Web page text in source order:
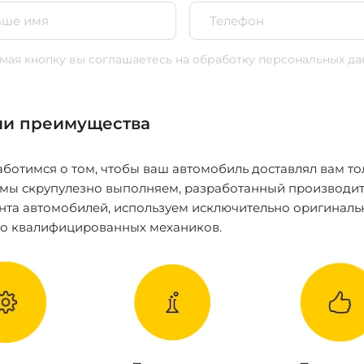
кнопку вы соглашаетесь на обработку персональных
преимущества
о том, чтобы ваш автомобиль доставлял вам
скрупулезно выполняем, разработанный
автомобилей, используем исключительно
квалифицированных механиков.